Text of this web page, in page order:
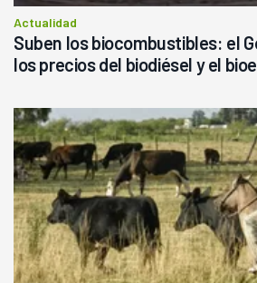
Actualidad
Suben los biocombustibles: el
los precios del biodiésel y el